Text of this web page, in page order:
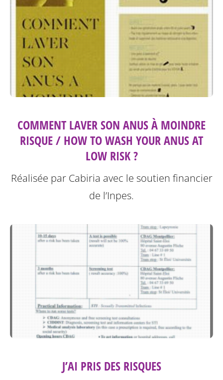
COMMENT LAVER SON ANUS À MOINDRE
RISQUE / HOW TO WASH YOUR ANUS AT
LOW RISK ?
Réalisée par Cabiria avec le soutien financier
de l’Inpes.
J’AI PRIS DES RISQUES